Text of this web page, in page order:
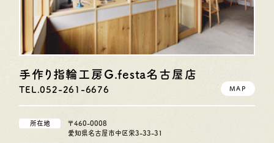
手作り指輪工房G.festa名古屋店
TEL.052-261-6676 MAP
所在地
〒460-0008
愛知県名古屋市中区栄3-33-31